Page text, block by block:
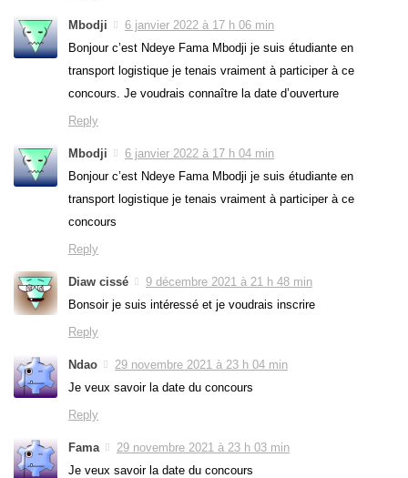
Mbodji
6 janvier 2022 à 17 h 06 min
Bonjour c’est Ndeye Fama Mbodji je suis étudiante en
transport logistique je tenais vraiment à participer à ce
concours. Je voudrais connaître la date d’ouverture
Reply
Mbodji
6 janvier 2022 à 17 h 04 min
Bonjour c’est Ndeye Fama Mbodji je suis étudiante en
transport logistique je tenais vraiment à participer à ce
concours
Reply
Diaw cissé
9 décembre 2021 à 21 h 48 min
Bonsoir je suis intéressé et je voudrais inscrire
Reply
Ndao
29 novembre 2021 à 23 h 04 min
Je veux savoir la date du concours
Reply
Fama
29 novembre 2021 à 23 h 03 min
Je veux savoir la date du concours